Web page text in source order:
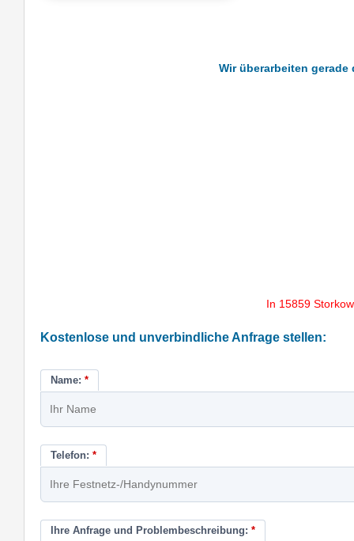
Wir überarbeiten gerade
In 15859
Kostenlose und unverbindliche Anfrage stellen:
Name: *
Telefon: *
Ihre Anfrage und Problembeschreibung: *